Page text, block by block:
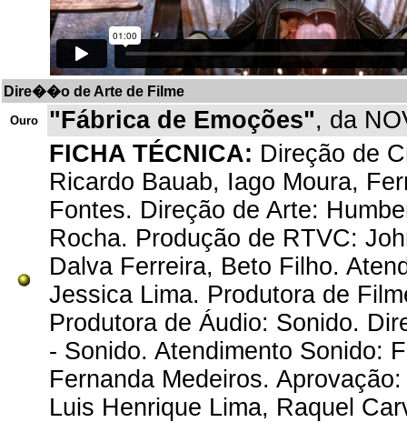
Dire��o de Arte de Filme
Ouro "Fábrica de Emoções", da
FICHA TÉCNICA: Direção de
Ricardo Bauab, Iago Moura,
Fontes. Direção de Arte:
Rocha. Produção de RTVC:
Dalva Ferreira, Beto Filho.
Jessica Lima. Produtora de
Produtora de Áudio: Sonido.
- Sonido. Atendimento Sonido:
Fernanda Medeiros.
Luis Henrique Lima, Raquel